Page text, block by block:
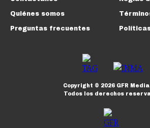
Quiénes somos
Preguntas frecuentes
Copyright © 2026GFR Media
Todos los derechos